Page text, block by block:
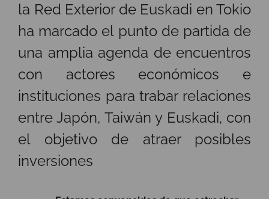
la Red Exterior de Euskadi en Tokio
ha marcado el punto de partida de
una amplia agenda de encuentros
con actores económicos e
instituciones para trabar relaciones
entre Japón, Taiwán y Euskadi, con
el objetivo de atraer posibles
inversiones